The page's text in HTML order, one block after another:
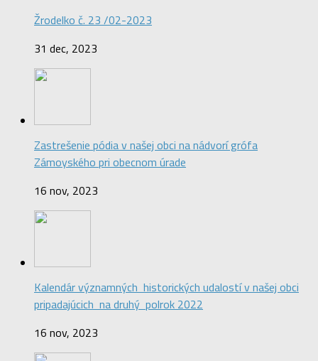
Žrodelko č. 23 /02-2023
31 dec, 2023
Zastrešenie pódia v našej obci na nádvorí grófa
Zámoyského pri obecnom úrade
16 nov, 2023
Kalendár významných historických udalostí v našej obci
pripadajúcich na druhý polrok 2022
16 nov, 2023